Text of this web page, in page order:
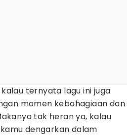
ternyata lagu ini juga
momen kebahagiaan dan
tak heran ya, kalau
dengarkan dalam